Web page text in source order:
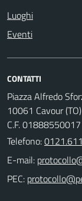
Luoghi
Eventi
CONTATTI
Piazza Alfredo
10061 Cavour (TO)
C.F.
Telefono:
E-mail:
PEC: